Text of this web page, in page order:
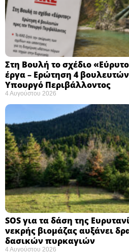
Στη Βουλή το σχέδιο
έργα – Ερώτηση 4
Υπουργό Περιβάλλοντος
4 Αυγούστου 2026
SOS για τα δάση της
νεκρής βιομάζας αυξάνει
δασικών πυρκαγιών
4 Αυγούστου 2026